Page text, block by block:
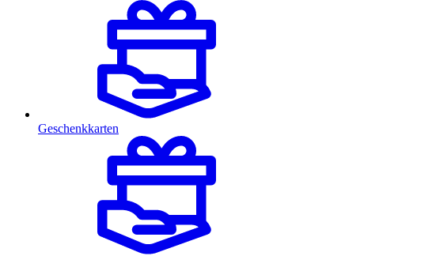
Geschenkkarten